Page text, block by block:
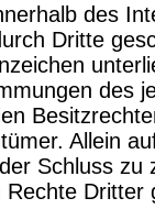
des
Dritte
des
Allein
Schluss zu
Rechte Dritter